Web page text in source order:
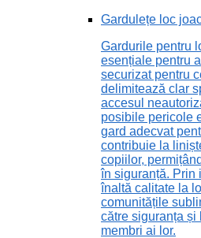
Gardulețe loc
Gardurile pentru
esențiale pentru
securizat pentru
delimitează clar
accesul
posibile pericole
gard adecvat
contribuie la
copiilor,
în siguranță. Prin
înaltă calitate la
comunitățile
către siguranța și
membri ai lor.